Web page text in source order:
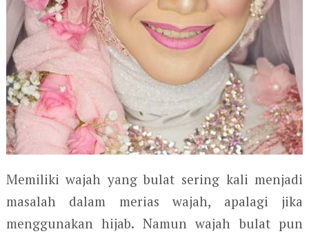
Memiliki wajah yang bulat sering kali menjadi
masalah dalam merias wajah, apalagi jika
menggunakan hijab. Namun wajah bulat pun